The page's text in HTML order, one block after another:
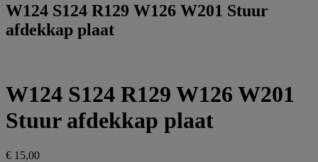
W124 S124 R129 W126 W201 Stuur
afdekkap plaat
W124 S124 R129 W126 W201
Stuur afdekkap plaat
€ 15,00